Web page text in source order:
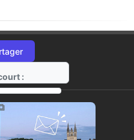
:
https://radio-g.fr?21443